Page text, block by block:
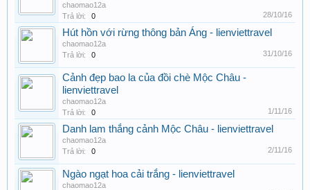
chaomao12a
Trả lời:
0 28/10/16
Hút hồn với rừng thông bản Áng - lienviettravel
chaomao12a
Trả lời:
0 31/10/16
Cảnh đẹp bao la của đồi chè Mộc Châu -
lienviettravel
chaomao12a
Trả lời:
0 1/11/16
Danh lam thắng cảnh Mộc Châu - lienviettravel
chaomao12a
Trả lời:
0 2/11/16
Ngào ngạt hoa cải trắng - lienviettravel
chaomao12a